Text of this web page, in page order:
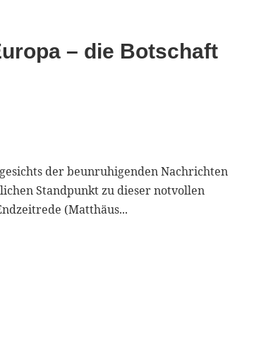
– die Botschaft
der beunruhigenden Nachrichten
Standpunkt zu dieser notvollen
(Matthäus...